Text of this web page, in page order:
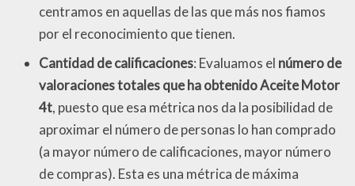
centramos en aquellas de las que más nos fiamos
por el reconocimiento que tienen.
Cantidad de calificaciones: Evaluamos el número de
valoraciones totales que ha obtenido Aceite Motor
4t, puesto que esa métrica nos da la posibilidad de
aproximar el número de personas lo han comprado
(a mayor número de calificaciones, mayor número
de compras). Esta es una métrica de máxima